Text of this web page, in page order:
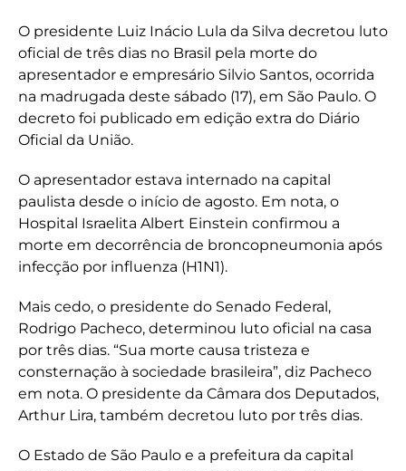
O presidente Luiz Inácio Lula da Silva decretou luto
oficial de três dias no Brasil pela morte do
apresentador e empresário Silvio Santos, ocorrida
na madrugada deste sábado (17), em São Paulo. O
decreto foi publicado em edição extra do Diário
Oficial da União.
O apresentador estava internado na capital
paulista desde o início de agosto. Em nota, o
Hospital Israelita Albert Einstein confirmou a
morte em decorrência de broncopneumonia após
infecção por influenza (H1N1).
Mais cedo, o presidente do Senado Federal,
Rodrigo Pacheco, determinou luto oficial na casa
por três dias. “Sua morte causa tristeza e
consternação à sociedade brasileira”, diz Pacheco
em nota. O presidente da Câmara dos Deputados,
Arthur Lira, também decretou luto por três dias.
O Estado de São Paulo e a prefeitura da capital